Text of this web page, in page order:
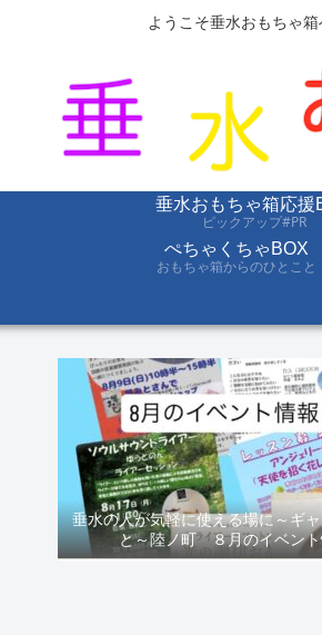
ようこそ垂水おもちゃ
垂水おもちゃ箱応援
ピックアップ#PR
ぺちゃくちゃBOX
おもちゃ箱からのひとこと
垂水の人が気軽に使える場に～ギ
と～陸ノ町 ８月のイベン